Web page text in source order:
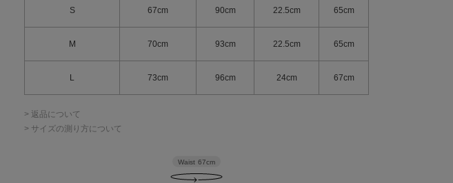
S 67cm 90cm 22.5cm 65cm
M 70cm 93cm 22.5cm 65cm
L 73cm 96cm 24cm 67cm
> 返品について
> サイズの測り方について
Waist 67cm